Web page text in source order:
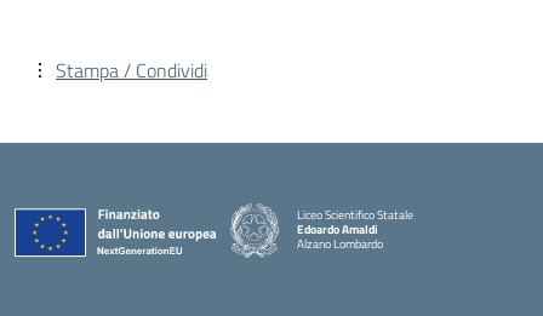
Stampa / Condividi
Liceo Scientifico Statale
Edoardo Amaldi
Alzano Lombardo